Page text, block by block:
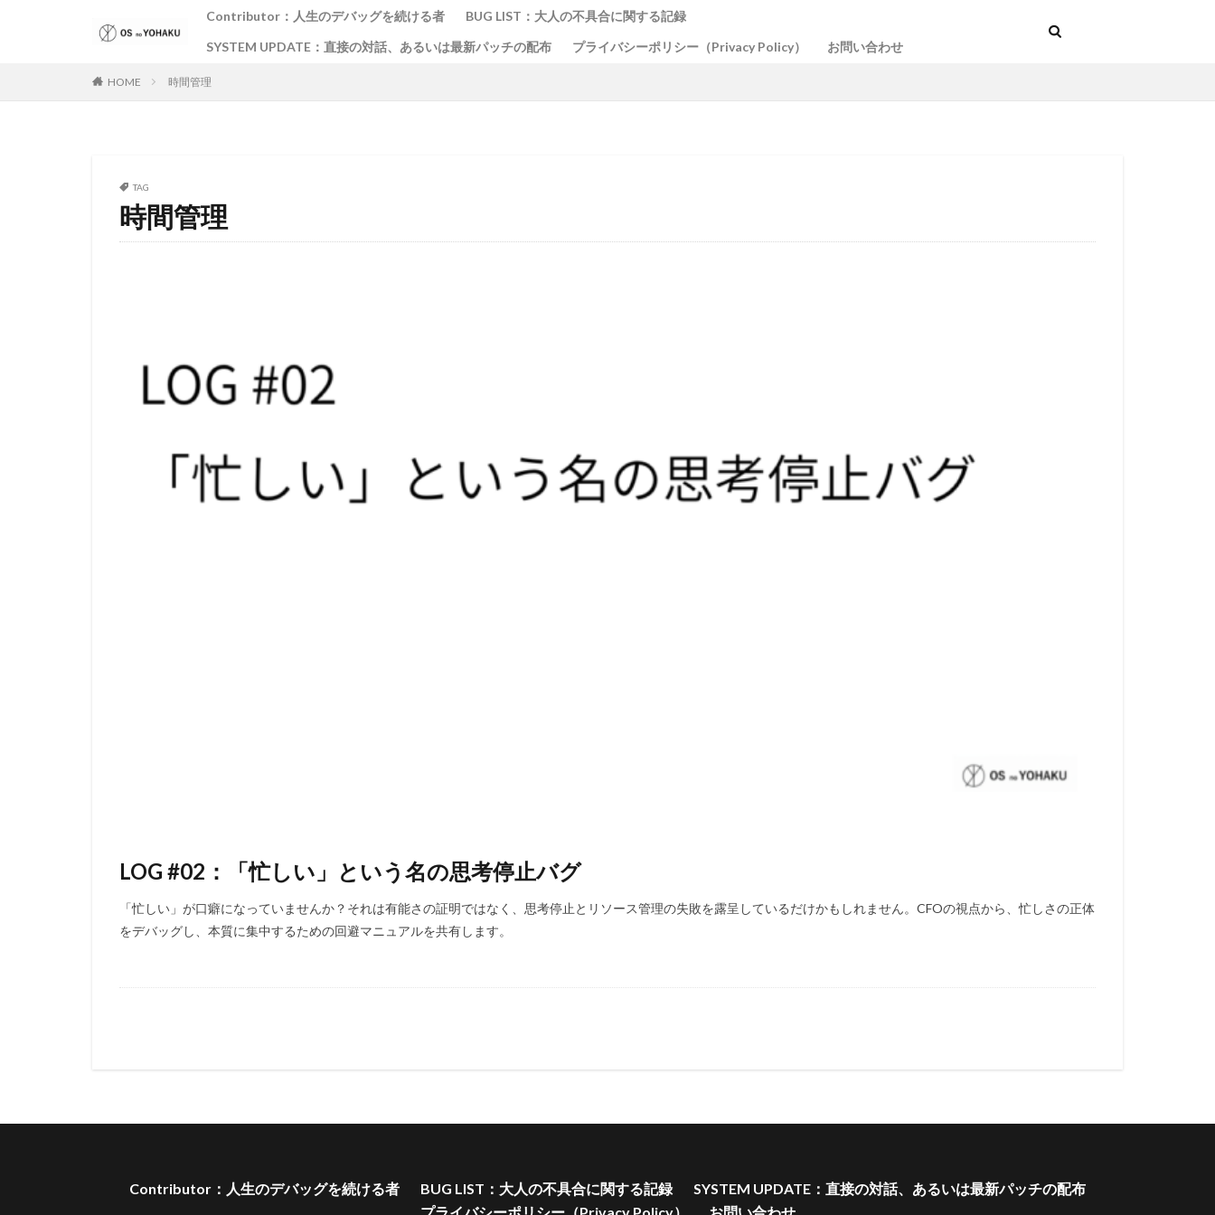
Contributor：人生のデバッグを続ける者
BUG LIST：大人の不具合に関する記録
SYSTEM UPDATE：直接の対話、あるいは最新パッチの配布
プライバシーポリシー（Privacy Policy） お問い合わせ
HOME 時間管理
TAG
時間管理
LOG #02：「忙しい」という名の思考停止バグ
「忙しい」が口癖になっていませんか？それは有能さの証明ではなく、思考停止とリソース管理の失敗を露呈しているだけかもしれません。CFOの視点から、忙しさの正体
をデバッグし、本質に集中するための回避マニュアルを共有します。
Contributor：人生のデバッグを続ける者 BUG LIST：大人の不具合に関する記録
SYSTEM UPDATE：直接の対話、あるいは最新パッチの配布
プライバシーポリシー（Privacy Policy）
お問い合わせ